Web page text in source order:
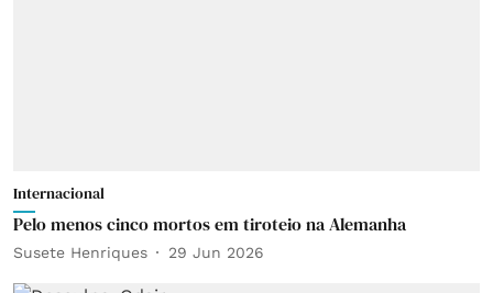
Internacional
Pelo menos cinco mortos em tiroteio na Alemanha
Susete Henriques 29 Jun 2026